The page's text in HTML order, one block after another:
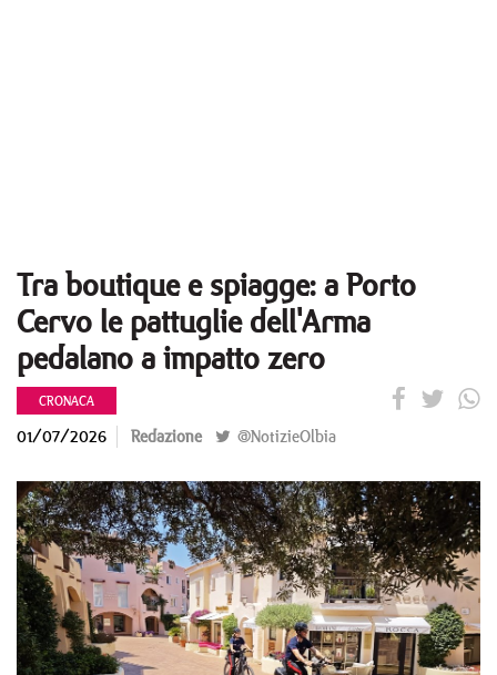
Tra boutique e spiagge: a Porto
Cervo le pattuglie dell'Arma
pedalano a impatto zero
CRONACA
01/07/2026 Redazione @NotizieOlbia